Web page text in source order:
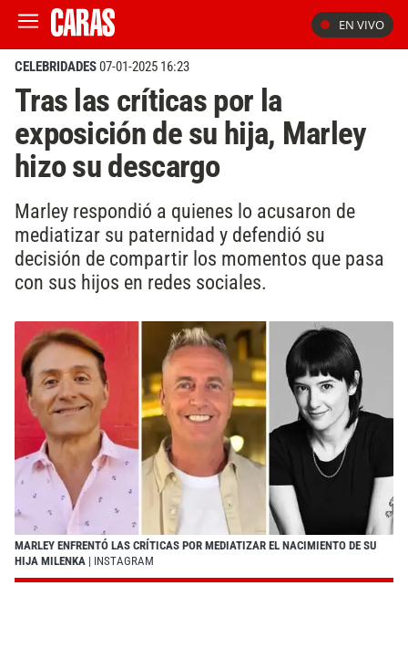
EN VIVO
CELEBRIDADES07-01-2025 16:23
Tras las críticas por la
exposición de su hija, Marley
hizo su descargo
Marley respondió a quienes lo acusaron de
mediatizar su paternidad y defendió su
decisión de compartir los momentos que pasa
con sus hijos en redes sociales.
MARLEY ENFRENTÓ LAS CRÍTICAS POR MEDIATIZAR EL NACIMIENTO DE SU
HIJA MILENKA | INSTAGRAM